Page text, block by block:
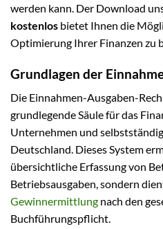
werden kann. Der Download
kostenlos bietet Ihnen die
Optimierung Ihrer Finanzen zu
Grundlagen der
Die Einnahmen-Ausgaben-
grundlegende Säule für das
Unternehmen und
Deutschland. Dieses System
übersichtliche Erfassung von
Betriebsausgaben, sondern
Gewinnermittlung nach den
Buchführungspflicht.